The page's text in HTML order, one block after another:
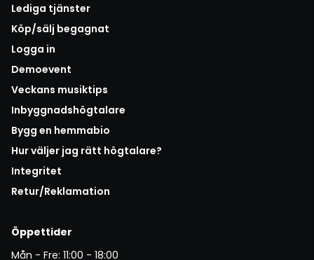
Lediga tjänster
Köp/sälj begagnat
Logga in
Demoevent
Veckans musiktips
Inbyggnadshögtalare
Bygg en hemmabio
Hur väljer jag rätt högtalare?
Integritet
Retur/Reklamation
Öppettider
Mån - Fre: 11:00 - 18:00